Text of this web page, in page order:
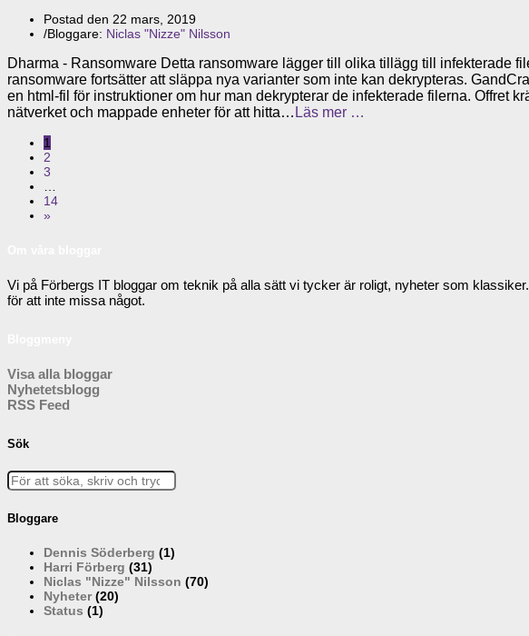
Postad den 22 mars, 2019
/Bloggare: Niclas "Nizze" Nilsson
Dharma - Ransomware Detta ransomware lägger till olika tillägg till infekterade
ransomware fortsätter att släppa nya varianter som inte kan dekrypteras.
en html-fil för instruktioner om hur man dekrypterar de infekterade filerna. Offret
nätverket och mappade enheter för att hitta… Läs mer …
1
2
3
…
14
»
Vi på Förbergs IT bloggar om teknik på alla sätt vi tycker är roligt, nyheter som
för att inte missa något.
Visa alla bloggar
Nyhetetsblogg
RSS Feed
Sök
Bloggare
Dennis Söderberg (1)
Harri Förberg (31)
Niclas "Nizze" Nilsson (70)
Nyheter(20)
Status (1)